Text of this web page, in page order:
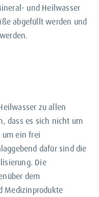
und Heilwasser
abgefüllt werden und
zu allen
dass es sich nicht um
um ein frei
dafür sind die
Die
dem
Medizinprodukte